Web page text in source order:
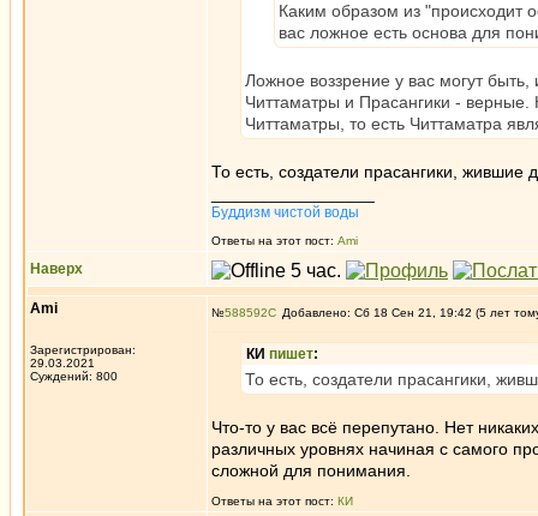
Каким образом из "происходит
вас ложное есть основа для
Ложное воззрение у вас могут
Читтаматры и Прасангики - верные.
Читтаматры, то есть Читтаматра
То есть, создатели прасангики, жившие
Буддизм чистой воды
Ответы на этот пост: Ami
Наверх
Ami
Зарегистрирован:
29.03.2021
Суждений: 800
№588592 Добавлено: Сб 18 Сен 21, 19:42 (5 лет
КИ пишет:
То есть, создатели прасангики,
Что-то у вас всё перепутано. Нет
различных уровнях начиная с самого
сложной для понимания.
Ответы на этот пост: КИ